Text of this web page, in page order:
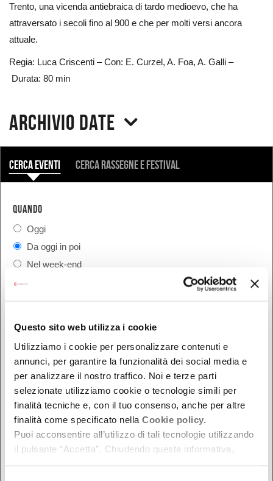
Questo sito web utilizza i cookie
Utilizziamo i cookie per personalizzare contenuti e
annunci, per garantire la funzionalità dei social media e
per analizzare il nostro traffico. Noi e terze parti
selezionate utilizziamo cookie o tecnologie simili per
finalità tecniche e, con il tuo consenso, anche per altre
finalità come specificato nella Cookie policy.
Puoi acconsentire all’utilizzo di tali tecnologie utilizzando
il pulsante “Accetta”. Chiudendo questa informativa,
Trento, una vicenda antiebraica di tardo medioevo, che ha
attraversato i secoli fino al 900 e che per molti versi ancora
attuale.
Regia: Luca Criscenti – Con: E. Curzel, A. Foa, A. Galli –
Durata: 80 min
Archivio date
COSA
Cerca eventi Cerca rassegne e festival
QUANDO
Oggi
Da oggi in poi
Nel week-end
dal - al
DOVE
Bologna
Ferrara
Forlì-Cesena
Modena
Piacenza